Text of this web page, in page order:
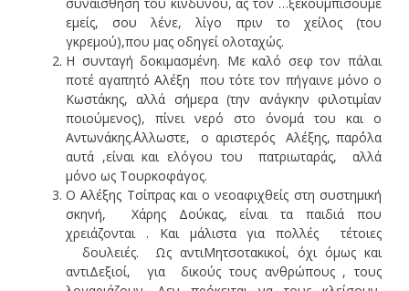
εμείς, σου λένε, λίγο πριν το χείλος (του
γκρεμού),που μας οδηγεί ολοταχώς.
Η συνταγή δοκιμασμένη. Με καλό σεφ τον πάλαι
ποτέ αγαπητό Αλέξη που τότε τον πήγαινε μόνο ο
Κωστάκης, αλλά σήμερα (την ανάγκην φιλοτιμίαν
ποιούμενος), πίνει νερό στο όνομά του και ο
Αντωνάκης.΄Αλλωστε, ο αριστερός Αλέξης, παρ΄όλα
αυτά ,είναι και ελόγου του πατριωταράς, αλλά
μόνο ως Τουρκοφάγος.
Ο Αλέξης Τσίπρας και ο νεοαφιχθείς στη συστημική
σκηνή, Χάρης Δούκας, είναι τα παιδιά που
χρειάζονται . Και μάλιστα για πολλές τέτοιες
δουλειές. Ως αντιΜητσοτακικοί, όχι όμως και
αντιΔεξιοί, για δικούς τους ανθρώπους , τους